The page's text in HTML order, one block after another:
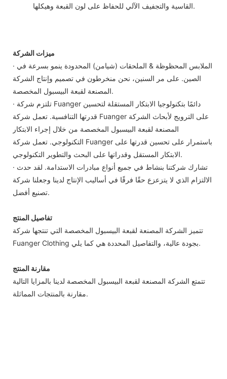
القاسية والتجفيف الآلي للحفاظ على لون القبعة وهيكلها.
ميزات الشركة
· الملابس المحظوظة & الملحقات (شيامن) المحدودة ينمو بسرعة في
الصين. على مر السنين، نحن منخرطون في تصميم وإنتاج الشركة
المصنعة لقبعة البيسبول المخصصة.
· تلتزم شركة Fuanger دائمًا بتكنولوجيا الابتكار المستقلة لتحسين
قدرتها التنافسية. تعمل شركة Fuanger على الترويج لأبحاث الشركة
المصنعة لقبعة البيسبول المخصصة من خلال إجراء الابتكار
التكنولوجي. تعمل شركة Fuanger باستمرار على تحسين قدرتها على
الابتكار المستقل وقدراتها على البحث والتطوير التكنولوجي.
· تشارك شركتنا بنشاط في جميع أنواع مبادرات الاستدامة. لقد حدث
الالتزام الذي لا يتزعزع حقًا فرقًا في أساليب الإنتاج لدينا وجعلنا شركة
تصنيع أفضل.
تفاصيل المنتج
تتميز الشركة المصنعة لقبعة البيسبول المخصصة التي تنتجها شركة
Fuanger Clothing بجودة عالية، والتفاصيل المحددة هي كما يلي.
مقارنة المنتج
تتمتع الشركة المصنعة لقبعة البيسبول المخصصة لدينا بالمزايا التالية
مقارنة بالمنتجات المماثلة.